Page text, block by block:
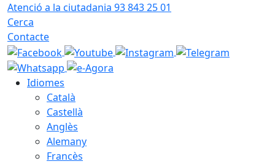
Atenció a la ciutadania 93 843 25 01
Cerca
Contacte
Idiomes
Català
Castellà
Anglès
Alemany
Francès